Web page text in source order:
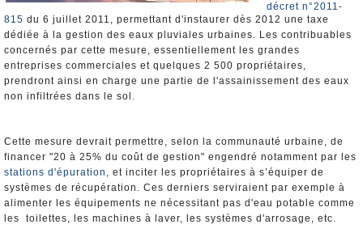
décret n°2011-
815 du 6 juillet 2011, permettant d'instaurer dès 2012 une taxe
dédiée à la gestion des eaux pluviales urbaines. Les contribuables
concernés par cette mesure, essentiellement les grandes
entreprises commerciales et quelques 2 500 propriétaires,
prendront ainsi en charge une partie de l'assainissement des eaux
non infiltrées dans le sol.
Cette mesure devrait permettre, selon la communauté urbaine, de
financer "20 à 25% du coût de gestion" engendré notamment par les
stations d'épuration , et inciter les propriétaires à s’équiper de
systèmes de récupération. Ces derniers serviraient par exemple à
alimenter les équipements ne nécessitant pas d'eau potable comme
les toilettes, les machines à laver, les systèmes d'arrosage, etc.